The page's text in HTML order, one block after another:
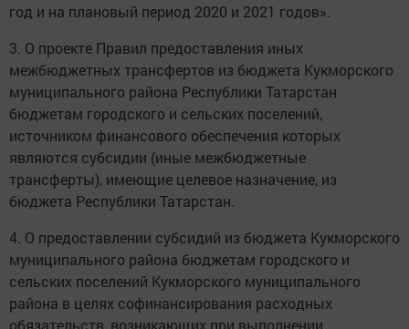
год и на плановый период 2020 и 2021 годов».
3. О проекте Правил предоставления иных
межбюджетных трансфертов из бюджета Кукморского
муниципального района Республики Татарстан
бюджетам городского и сельских поселений,
источником финансового обеспечения которых
являются субсидии (иные межбюджетные
трансферты), имеющие целевое назначение, из
бюджета Республики Татарстан.
4. О предоставлении субсидий из бюджета Кукморского
муниципального района бюджетам городского и
сельских поселений Кукморского муниципального
района в целях софинансирования расходных
обязательств, возникающих при выполнении